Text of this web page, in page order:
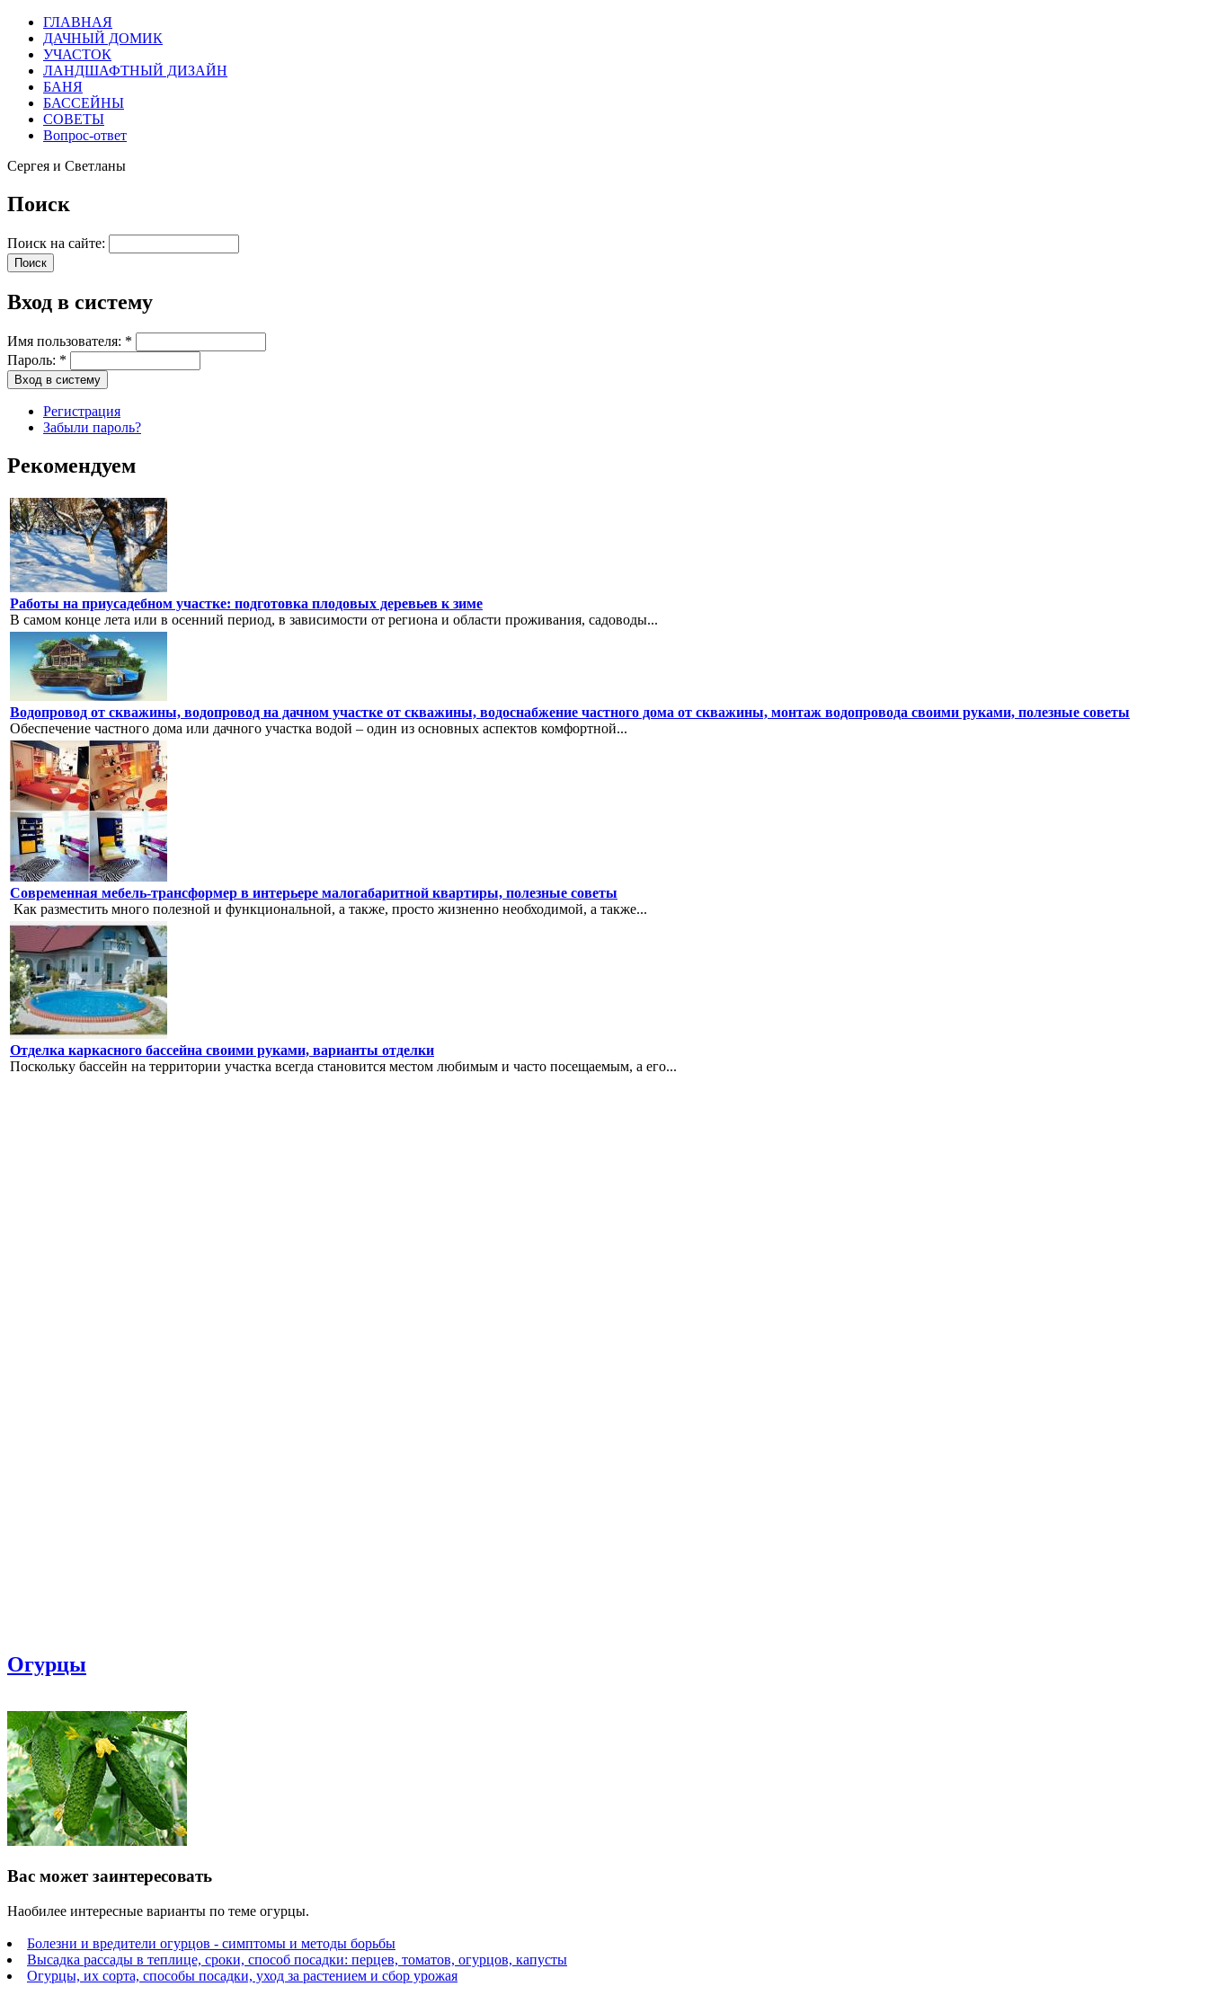
ГЛАВНАЯ
ДАЧНЫЙ ДОМИК
УЧАСТОК
ЛАНДШАФТНЫЙ ДИЗАЙН
БАНЯ
БАССЕЙНЫ
СОВЕТЫ
Вопрос-ответ
Сергея и Светланы
Поиск
Поиск на сайте:
Вход в систему
Имя пользователя: *
Пароль: *
Регистрация
Забыли пароль?
Рекомендуем
Работы на приусадебном участке: подготовка плодовых деревьев к зиме
В самом конце лета или в осенний период, в зависимости от региона и области проживания, садоводы...
Водопровод от скважины, водопровод на дачном участке от скважины, водоснабжение частного дома от скважины, монтаж водопровода своими руками, полезные советы
Обеспечение частного дома или дачного участка водой – один из основных аспектов комфортной...
Современная мебель-трансформер в интерьере малогабаритной квартиры, полезные советы
Как разместить много полезной и функциональной, а также, просто жизненно необходимой, а также...
Отделка каркасного бассейна своими руками, варианты отделки
Поскольку бассейн на территории участка всегда становится местом любимым и часто посещаемым, а его...
Огурцы
Вас может заинтересовать
Наобилее интересные варианты по теме огурцы.
Болезни и вредители огурцов - симптомы и методы борьбы
Высадка рассады в теплице, сроки, способ посадки: перцев, томатов, огурцов, капусты
Огурцы, их сорта, способы посадки, уход за растением и сбор урожая